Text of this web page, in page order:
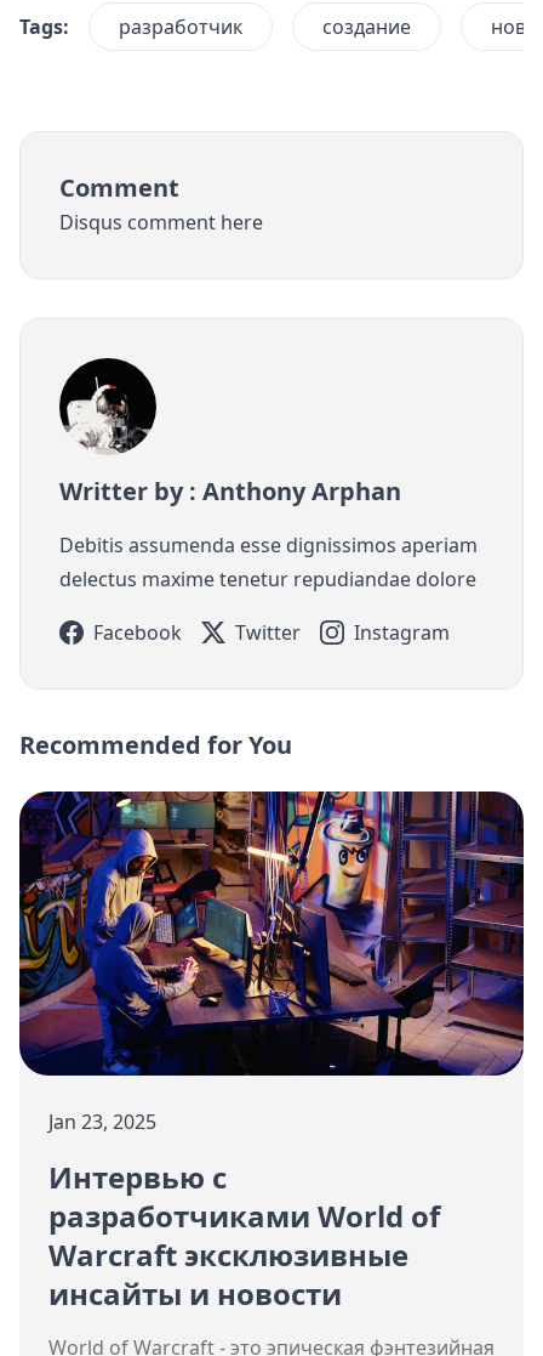
Tags:
разработчик создание
Comment
Disqus comment here
Writter by : Anthony Arphan
Debitis assumenda esse dignissimos aperiam
delectus maxime tenetur repudiandae dolore
Facebook
Twitter Instagram
Recommended for You
Jan 23, 2025
Интервью с
разработчиками World of
Warcraft эксклюзивные
инсайты и новости
World of Warcraft - это эпическая фэнтезийная